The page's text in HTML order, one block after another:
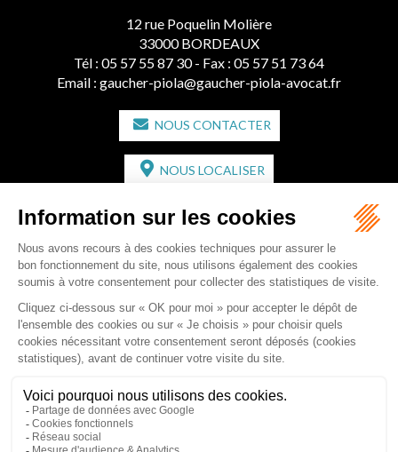
12 rue Poquelin Molière
33000 BORDEAUX
Tél : 05 57 55 87 30 - Fax : 05 57 51 73 64
Email : gaucher-piola@gaucher-piola-avocat.fr
NOUS CONTACTER
NOUS LOCALISER
CABINET SECONDAIRE
2 bis Avenue de l'Europe
33350 ST MAGNE-DE-CASTILLON
Tél :05 57 55 87 30 - Fax : 05 57 51 73 64
Email :gaucher-piola@gaucher-piola-avocat.fr
NOUS CONTACTER
NOUS LOCALISER